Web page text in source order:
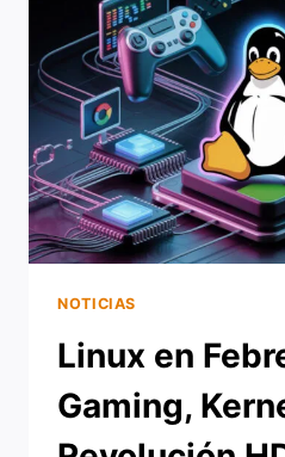
TODO
SOBRE
EL
KERNEL
6.19
Y
EL
FUTURO
DEL
PINGÜINO
NOTICIAS
Linux en
Gaming,